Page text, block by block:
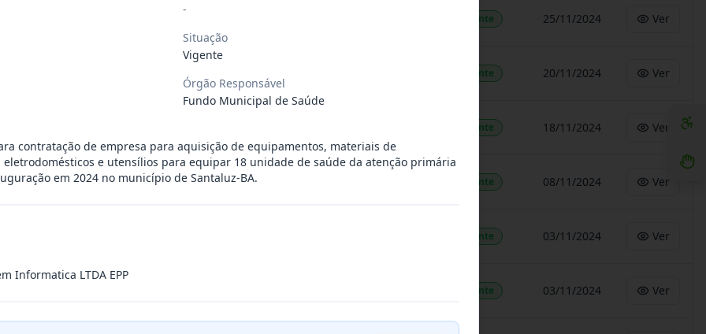
Vigente 25/11/2024 Ver
- Santaluz Produtos de Petroleo LTDA Vigente 20/11/2024 Ver
Santa Luzia LTDA Vigente 18/11/2024 Ver
- Artes Gráficas e Editora do Nordes... Vigente 08/11/2024 Ver
- Marihellia Araujo Rios LTDA EPP Vigente 03/11/2024 Ver
Vigente 03/11/2024 Ver
-
Situação
Vigente
Órgão Responsável
Fundo Municipal de Saúde
contratação de empresa para aquisição de equipamentos, materiais de
e utensílios para equipar 18 unidade de saúde da atenção primária
em 2024 no município de Santaluz-BA.
Informatica LTDA EPP